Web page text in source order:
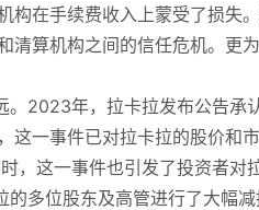
构在手续费收入上蒙受了损失
清算机构之间的信任危机。更
。2023年，拉卡拉发布公告承
这一事件已对拉卡拉的股价和
，这一事件也引发了投资者对
的多位股东及高管进行了大幅